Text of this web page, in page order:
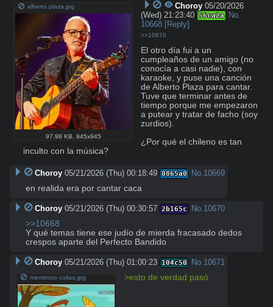
alberto plaza.jpg
97.98 KB 945x945
Choroy 05/20/2026
(Wed) 21:23:40 56ca2a
No.
10668 [Reply]
>>10670
El otro día fui a un
cumpleaños de un amigo (no
conocía a casi nadie), con
karaoke, y puse una canción
de Alberto Plaza para cantar.
Tuve que terminar antes de
tiempo porque me empezaron
a putear y tratar de facho (soy
zurdios).
¿Por qué el chileno es tan
inculto con la música?
Choroy 05/21/2026 (Thu) 00:18:49 0865a0 No. 10669
en realida era por cantar caca
Choroy 05/21/2026 (Thu) 00:30:57 2b165c No. 10670
>>10668
Y qué temas tiene ese judío de mierda fracasado dedos
crespos aparte del Perfecto Bandido
Choroy 05/21/2026 (Thu) 01:00:23 104c50 No. 10671
mentiroso culiao.jpg >esto de verdad pasó